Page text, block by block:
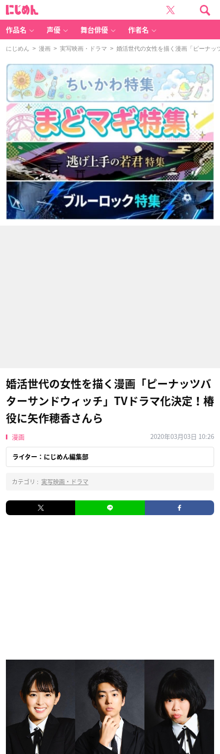
作品名 声優 舞台俳優 作者名
にじめん > 漫画 > 実写映画・ドラマ > 婚活世代の女性を描く漫画「ピーナッ
婚活世代の女性を描く漫画「ピーナッツバ
ターサンドウィッチ」TVドラマ化決定！椿
役に矢作穂香さんら
漫画 2020年03月03日 10:26
ライター：にじめん編集部
カテゴリ : 実写映画・ドラマ